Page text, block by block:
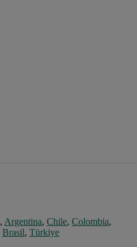
, Argentina, Chile, Colombia,
Brasil, Türkiye